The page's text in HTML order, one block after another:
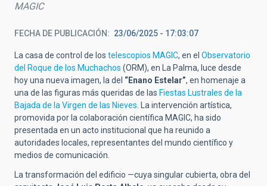
MAGIC
FECHA DE PUBLICACIÓN 23/06/2025 - 17:03:07
La casa de control de los telescopios MAGIC, en el Observatorio
del Roque de los Muchachos (ORM), en La Palma, luce desde
hoy una nueva imagen, la del “Enano Estelar”, en homenaje a
una de las figuras más queridas de las Fiestas Lustrales de la
Bajada de la Virgen de las Nieves. La intervención artística,
promovida por la colaboración científica MAGIC, ha sido
presentada en un acto institucional que ha reunido a
autoridades locales, representantes del mundo científico y
medios de comunicación.
La transformación del edificio —cuya singular cubierta, obra del